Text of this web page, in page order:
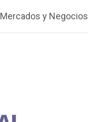
Mercados y Negocios